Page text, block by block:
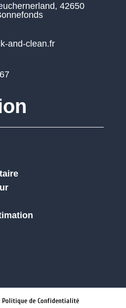
42650
and-clean.fr
Politique de Confidentialité